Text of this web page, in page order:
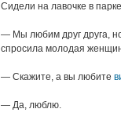
Сидели на лавочке в
— Мы любим друг друга,
спросила молодая
— Скажите, а вы любите
— Да, люблю.